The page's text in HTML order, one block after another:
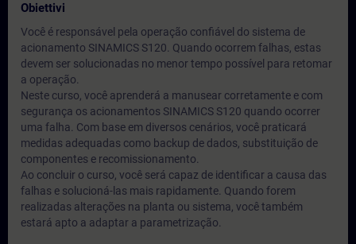
Obiettivi
Você é responsável pela operação confiável do sistema de
acionamento SINAMICS S120. Quando ocorrem falhas, estas
devem ser solucionadas no menor tempo possível para retomar
a operação.
Neste curso, você aprenderá a manusear corretamente e com
segurança os acionamentos SINAMICS S120 quando ocorrer
uma falha. Com base em diversos cenários, você praticará
medidas adequadas como backup de dados, substituição de
componentes e recomissionamento.
Ao concluir o curso, você será capaz de identificar a causa das
falhas e solucioná-las mais rapidamente. Quando forem
realizadas alterações na planta ou sistema, você também
estará apto a adaptar a parametrização.